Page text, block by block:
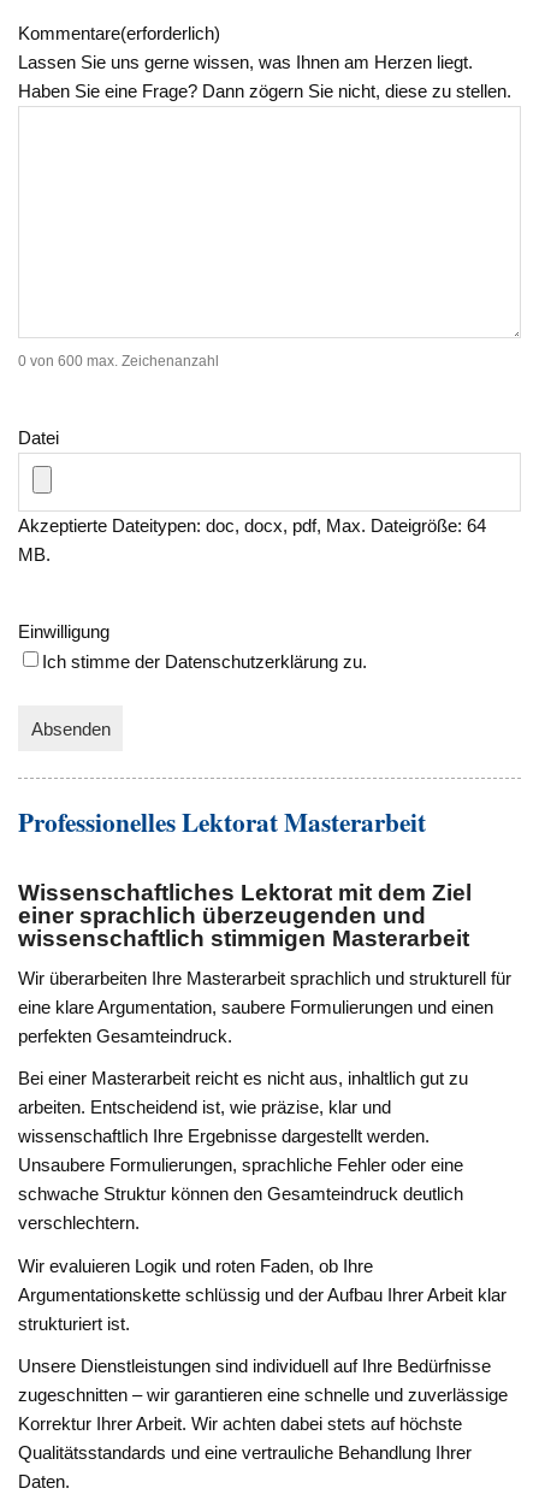
Kommentare(erforderlich)
Lassen Sie uns gerne wissen, was Ihnen am Herzen liegt.
Haben Sie eine Frage? Dann zögern Sie nicht, diese zu stellen.
0 von 600 max. Zeichenanzahl
Datei
Akzeptierte Dateitypen: doc, docx, pdf, Max. Dateigröße: 64
MB.
Einwilligung
Ich stimme der Datenschutzerklärung zu.
t
r
n
a
t
:
Professionelles Lektorat Masterarbeit
Wissenschaftliches Lektorat mit dem Ziel
einer sprachlich überzeugenden und
wissenschaftlich stimmigen Masterarbeit
Wir überarbeiten Ihre Masterarbeit sprachlich und strukturell für
eine klare Argumentation, saubere Formulierungen und einen
perfekten Gesamteindruck.
Bei einer Masterarbeit reicht es nicht aus, inhaltlich gut zu
arbeiten. Entscheidend ist, wie präzise, klar und
wissenschaftlich Ihre Ergebnisse dargestellt werden.
Unsaubere Formulierungen, sprachliche Fehler oder eine
schwache Struktur können den Gesamteindruck deutlich
verschlechtern.
Wir evaluieren Logik und roten Faden, ob Ihre
Argumentationskette schlüssig und der Aufbau Ihrer Arbeit klar
strukturiert ist.
Unsere Dienstleistungen sind individuell auf Ihre Bedürfnisse
zugeschnitten – wir garantieren eine schnelle und zuverlässige
Korrektur Ihrer Arbeit. Wir achten dabei stets auf höchste
Qualitätsstandards und eine vertrauliche Behandlung Ihrer
Daten.